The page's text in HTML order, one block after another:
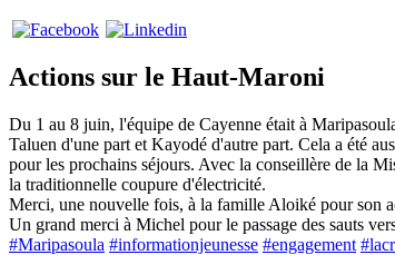
Actions sur le Haut-Maroni
Du 1 au 8 juin, l'équipe de Cayenne était à
Taluen d'une part et Kayodé d'autre part. Cela a été
pour les prochains séjours. Avec la conseillère de la
la traditionnelle coupure d'électricité.
Merci, une nouvelle fois, à la famille Aloiké pour son
Un grand merci à Michel pour le passage des sauts
#Maripasoula #informationjeunesse #engagement